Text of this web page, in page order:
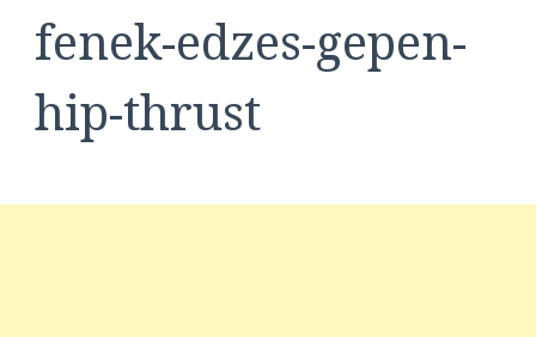
fenek-edzes-gepen-
hip-thrust